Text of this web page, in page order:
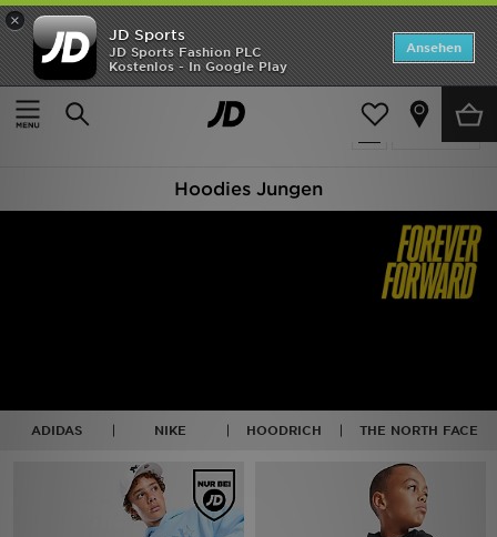
×
JD Sports
JD Sports Fashion PLC
Kostenlos - In Google Play
Ansehen
Home
Kinder
Verfeinern
84 Produkte
Hoodies Jungen
ADIDAS NIKE HOODRICH THE NORTH FACE
ANGEBOTE
Neuheiten
Lade die APP